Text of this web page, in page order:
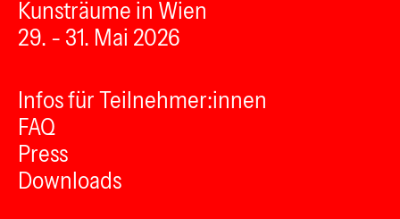
Kunsträume in Wien
29. - 31. Mai 2026
Infos für Teilnehmer:innen
FAQ
Press
Downloads